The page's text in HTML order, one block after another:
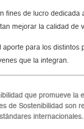
fines de lucro
mejorar la calidad de
para los distintos
que la integran.
que promueve la
de Sostenibilidad son